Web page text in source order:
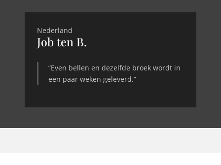
Nederland
Job ten B.
“Even bellen en dezelfde broek wordt in
een paar weken geleverd.”